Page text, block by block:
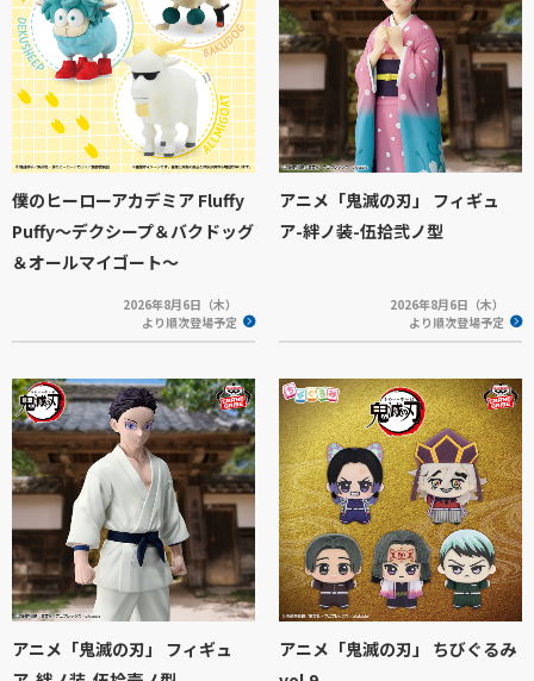
僕のヒーローアカデミア Fluffy
Puffy～デクシープ＆バクドッグ
＆オールマイゴート～
2026年8月6日（木）
より順次登場予定
アニメ「鬼滅の刃」 フィギュ
ア-絆ノ装-伍拾弐ノ型
2026年8月6日（木）
より順次登場予定
アニメ「鬼滅の刃」 フィギュ
アニメ「鬼滅の刃」 ちびぐるみ